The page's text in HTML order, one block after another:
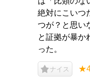
絶対にこいつ
つが？と思い
と証拠が暴か
った。
ナイス